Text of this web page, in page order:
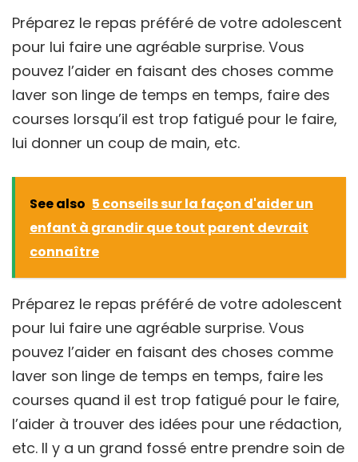
Préparez le repas préféré de votre adolescent
pour lui faire une agréable surprise. Vous
pouvez l’aider en faisant des choses comme
laver son linge de temps en temps, faire des
courses lorsqu’il est trop fatigué pour le faire,
lui donner un coup de main, etc.
See also 5 conseils sur la façon d'aider un
enfant à grandir que tout parent devrait
connaître
Préparez le repas préféré de votre adolescent
pour lui faire une agréable surprise. Vous
pouvez l’aider en faisant des choses comme
laver son linge de temps en temps, faire les
courses quand il est trop fatigué pour le faire,
l’aider à trouver des idées pour une rédaction,
etc. Il y a un grand fossé entre prendre soin de